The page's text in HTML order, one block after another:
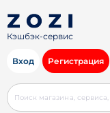
Кэшбэк-сервис
Вход Регистрация